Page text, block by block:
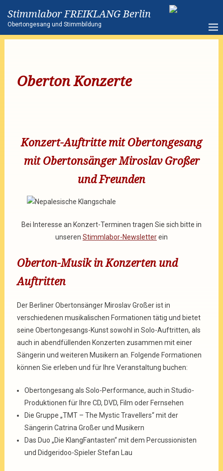
Stimmlabor FREIKLANG Berlin
Obertongesang und Stimmbildung
Oberton Konzerte
Konzert-Auftritte mit Obertongesang
mit Obertonsänger Miroslav Großer
und Freunden
Bei Interesse an Konzert-Terminen tragen Sie sich bitte in
unseren Stimmlabor-Newsletterein
Oberton-Musik in Konzerten und
Auftritten
Der Berliner Obertonsänger Miroslav Großer ist in
verschiedenen musikalischen Formationen tätig und bietet
seine Obertongesangs-Kunst sowohl in Solo-Auftritten, als
auch in abendfüllenden Konzerten zusammen mit einer
Sängerin und weiteren Musikern an. Folgende Formationen
können Sie erleben und für Ihre Veranstaltung buchen:
Obertongesang als Solo-Performance, auch in Studio-
Produktionen für Ihre CD, DVD, Film oder Fernsehen
Die Gruppe „TMT – The Mystic Travellers“ mit der
Sängerin Catrina Großer und Musikern
Das Duo „Die KlangFantasten“ mit dem Percussionisten
und Didgeridoo-Spieler Stefan Lau